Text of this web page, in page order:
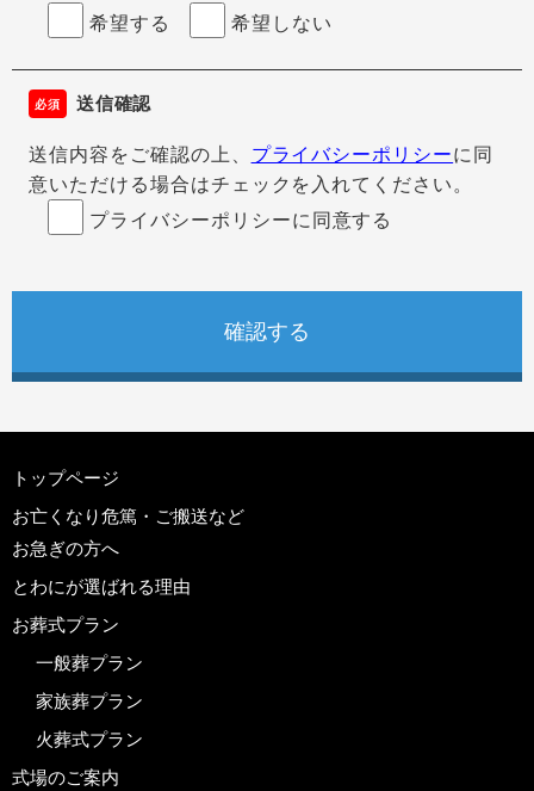
希望する 希望しない
必須 送信確認
送信内容をご確認の上、 プライバシーポリシーに同
意いただける場合はチェックを入れてください。
プライバシーポリシーに同意する
トップページ
お亡くなり危篤・ご搬送など
お急ぎの方へ
とわにが選ばれる理由
お葬式プラン
一般葬プラン
家族葬プラン
火葬式プラン
式場のご案内